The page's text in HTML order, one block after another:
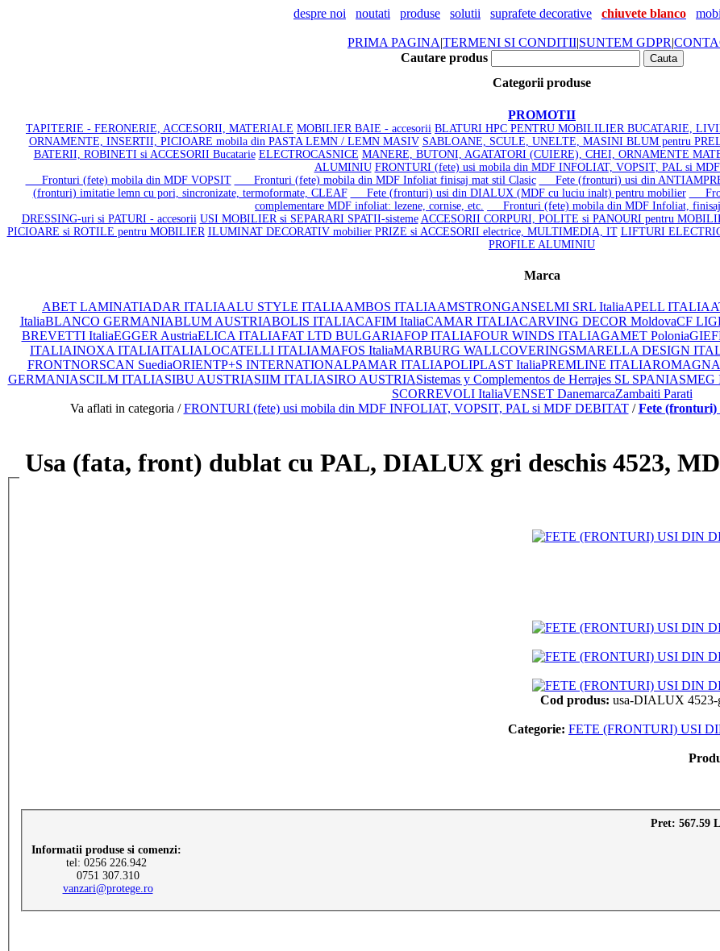
despre noi noutati produse solutii suprafete decorative chiuvete blanco
PRIMA PAGINA|TERMENI SI CONDITII|SUNTEM GDPR|
Cautare produs
Categorii produse
PROMOTII
TAPITERIE - FERONERIE, ACCESORII, MATERIALE MOBILIER BAIE - accesorii BLATURI HPC PENTRU MOBILILIER BUCATARIE,
ORNAMENTE, INSERTII, PICIOARE mobila din PASTA LEMN / LEMN MASIV SABLOANE, SCULE, UNELTE, MASINI BLUM pentru
BATERII, ROBINETI si ACCESORII Bucatarie ELECTROCASNICE MANERE, BUTONI, AGATATORI (CUIERE), CHEI, ORNAMENTE
ALUMINIU FRONTURI (fete) usi mobila din MDF INFOLIAT, VOPSIT, PAL si
Fronturi (fete) mobila din MDF VOPSIT
Fronturi (fete) mobila din MDF Infoliat finisaj mat stil Clasic Fete (fronturi) usi din
(fronturi) imitatie lemn cu pori, sincronizate, termoformate, CLEAF
Fete (fronturi) usi din DIALUX (MDF cu luciu inalt) pentru mobilier
complementare MDF infoliat: lezene, cornise, etc.
Fronturi (fete) mobila din MDF Infoliat,
DRESSING-uri si PATURI - accesorii USI MOBILIER si SEPARARI SPATII-sisteme ACCESORII CORPURI, POLITE si PANOURI pentru
PICIOARE si ROTILE pentru MOBILIER ILUMINAT DECORATIV mobilier PRIZE si ACCESORII electrice, MULTIMEDIA, IT LIFTURI
PROFILE ALUMINIU
Marca
ABET LAMINATIADAR ITALIAALU STYLE ITALIAAMBOS ITALIAAMSTRONGANSELMI SRL ItaliaAPELL ITALIA
ItaliaBLANCO GERMANIABLUM AUSTRIABOLIS ITALIACAFIM ItaliaCAMAR ITALIACARVING DECOR MoldovaCF
BREVETTI ItaliaEGGER AustriaELICA ITALIAFAT LTD BULGARIAFOP ITALIAFOUR WINDS ITALIAGAMET Polonia
ITALIAINOXA ITALIAITALIALOCATELLI ITALIAMAFOS ItaliaMARBURG WALLCOVERINGSMARELLA DESIGN
FRONTNORSCAN SuediaORIENTP+S INTERNATIONALPAMAR ITALIAPOLIPLAST ItaliaPREMLINE ITALIA
GERMANIASCILM ITALIASIBU AUSTRIASIIM ITALIASIRO AUSTRIASistemas y Complementos de Herrajes SL SPANIASMEG
SCORREVOLI ItaliaVENSET DanemarcaZambaiti Parati
Va aflati in categoria /FRONTURI (fete) usi mobila din MDF INFOLIAT, VOPSIT, PAL si MDF DEBITAT/Fete
Usa (fata, front) dublat cu PAL, DIALUX gri deschis 4523,
Cod produs: usa-DIALUX 4523-
Categorie: FETE (FRONTURI) USI
Pret: 567.59
Informatii produse si comenzi:
tel: 0256 226.942
0751 307.310
vanzari@protege.ro